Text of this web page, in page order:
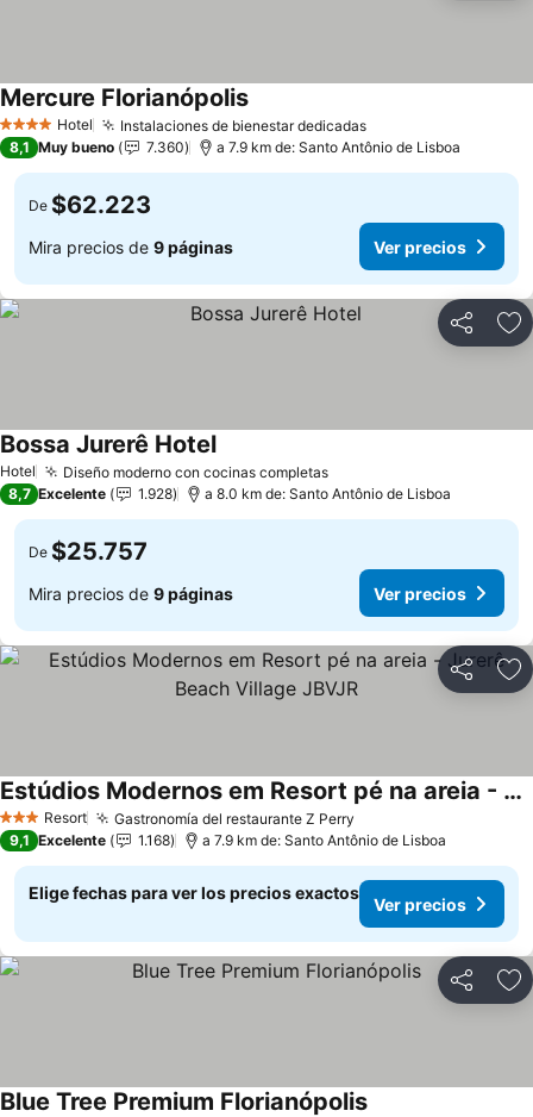
4 EstrellasHotel Instalaciones de bienestar dedicadasVer precios
Mercure FlorianópolisVer precios
8,1 Muy bueno 7.360 a 7.9 km de: Santo Antônio de Lisboa
De $62.223
Mira precios de 9 páginas Ver precios
Compartir
Hotel Diseño moderno con cocinas completasVer precios
Bossa Jurerê HotelVer precios
8,7 Excelente 1.928 a 8.0 km de: Santo Antônio de Lisboa
De $25.757
Mira precios de 9 páginas Ver precios
Compartir
3 EstrellasResort Gastronomía del restaurante Z Perry
Estúdios Modernos em Resort pé na areia - Jurerê Beach Village JBVJR
Ver precios
9,1 Excelente 1.168 a 7.9 km de: Santo Antônio de Lisboa
Elige fechas para ver los precios exactos
Ver precios
Compartir
Blue Tree Premium Florianópolis